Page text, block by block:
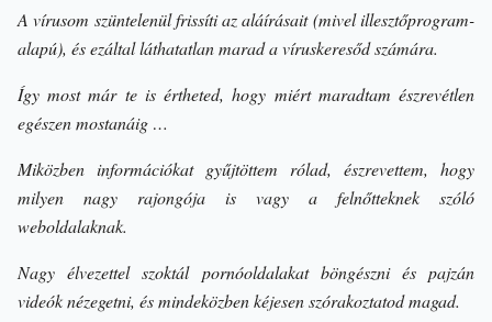
A vírusom szüntelenül frissíti az aláírásait (mivel illesztőprogram-
alapú), és ezáltal láthatatlan marad a víruskeresőd számára.
Így most már te is értheted, hogy miért maradtam észrevétlen
egészen mostanáig …
Miközben információkat gyűjtöttem rólad, észrevettem, hogy
milyen nagy rajongója is vagy a felnőtteknek szóló
weboldalaknak.
Nagy élvezettel szoktál pornóoldalakat böngészni és pajzán
videók nézegetni, és mindeközben kéjesen szórakoztatod magad.